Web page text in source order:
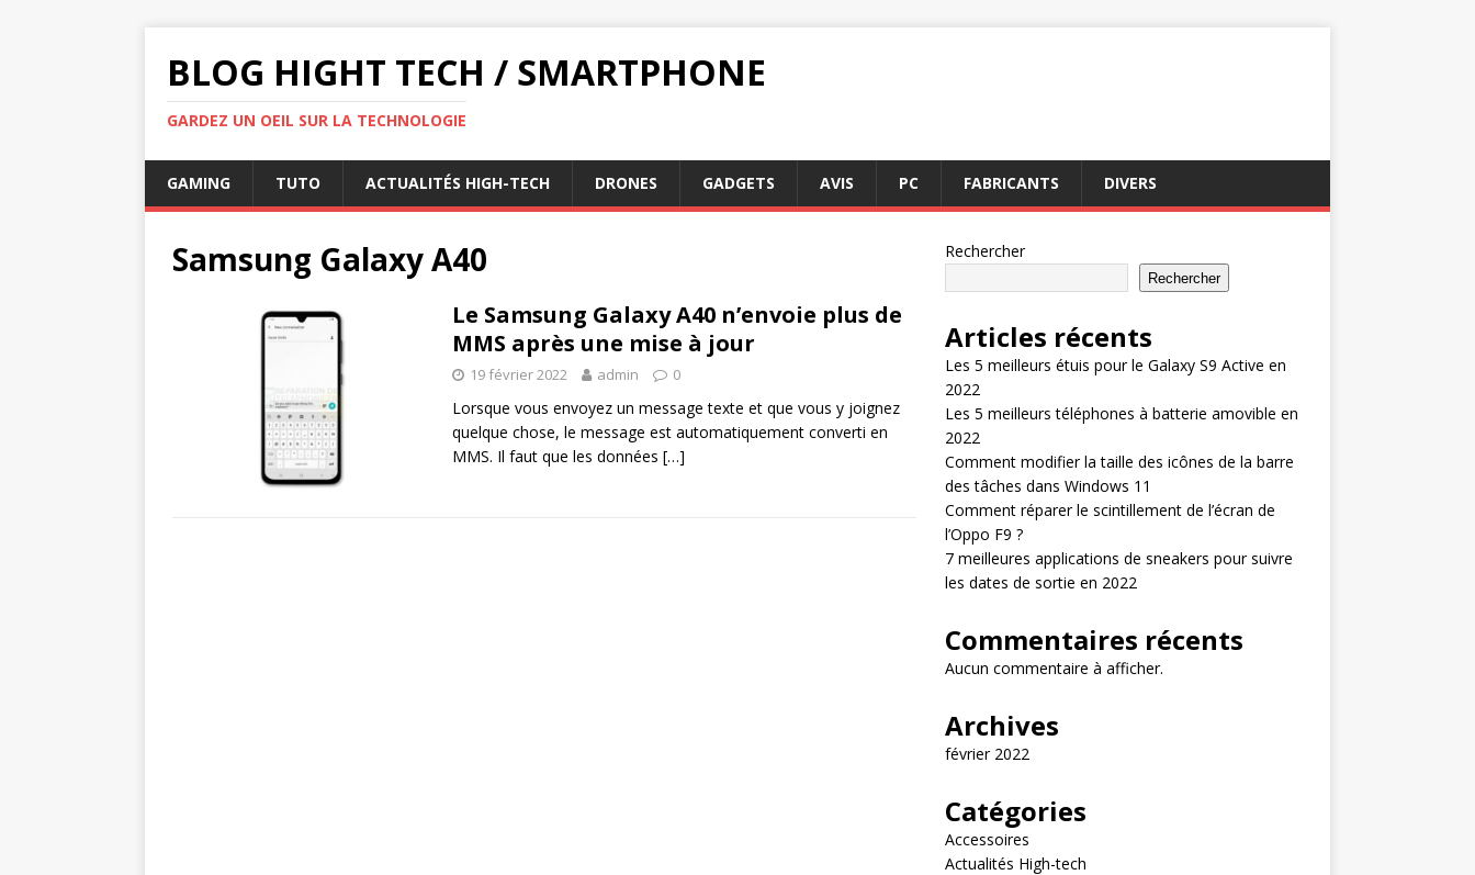
BLOG HIGHT TECH / SMARTPHONE
GARDEZ UN OEIL SUR LA TECHNOLOGIE
GAMING TUTO ACTUALITÉS HIGH-TECH DRONES GADGETS AVIS PC FABRICANTS DIVERS
Samsung Galaxy A40
Le Samsung Galaxy A40 n’envoie plus de
MMS après une mise à jour
19 février 2022 admin 0
Lorsque vous envoyez un message texte et que vous y joignez
quelque chose, le message est automatiquement converti en
MMS. Il faut que les données […]
Rechercher
Rechercher
Articles récents
Les 5 meilleurs étuis pour le Galaxy S9 Active en
2022
Les 5 meilleurs téléphones à batterie amovible en
2022
Comment modifier la taille des icônes de la barre
des tâches dans Windows 11
Comment réparer le scintillement de l’écran de
l’Oppo F9 ?
7 meilleures applications de sneakers pour suivre
les dates de sortie en 2022
Commentaires récents
Aucun commentaire à afficher.
Archives
février 2022
Catégories
Accessoires
Actualités High-tech